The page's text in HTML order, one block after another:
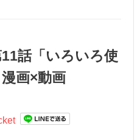
話「いろいろ使
画×動画